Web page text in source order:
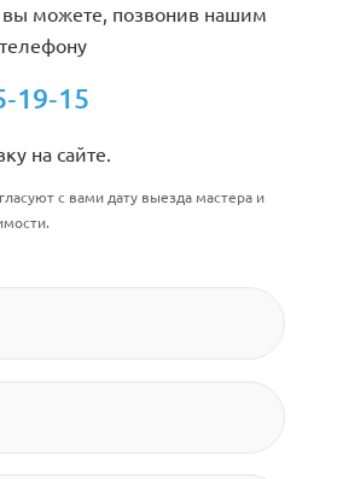
можете, позвонив нашим
19-15
на сайте.
с вами дату выезда мастера и